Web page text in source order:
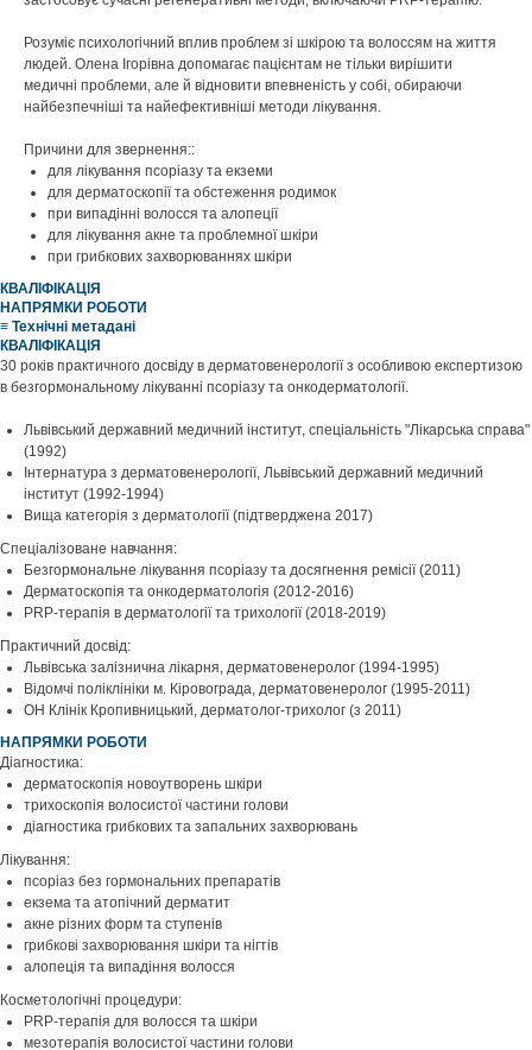
Розуміє психологічний вплив проблем зі шкірою та волоссям на життя
людей. Олена Ігорівна допомагає пацієнтам не тільки вирішити
медичні проблеми, але й відновити впевненість у собі, обираючи
найбезпечніші та найефективніші методи лікування.
Причини для звернення::
для лікування псоріазу та екземи
для дерматоскопії та обстеження родимок
при випадінні волосся та алопеції
для лікування акне та проблемної шкіри
при грибкових захворюваннях шкіри
КВАЛІФІКАЦІЯ
НАПРЯМКИ РОБОТИ
≡ Технічні метадані
КВАЛІФІКАЦІЯ
30 років практичного досвіду в дерматовенерології з особливою експертизою
в безгормональному лікуванні псоріазу та онкодерматології.
Львівський державний медичний інститут, спеціальність "Лікарська справа"
(1992)
Інтернатура з дерматовенерології, Львівський державний медичний
інститут (1992-1994)
Вища категорія з дерматології (підтверджена 2017)
Спеціалізоване навчання:
Безгормональне лікування псоріазу та досягнення ремісії (2011)
Дерматоскопія та онкодерматологія (2012-2016)
PRP-терапія в дерматології та трихології (2018-2019)
Практичний досвід:
Львівська залізнична лікарня, дерматовенеролог (1994-1995)
Відомчі поліклініки м. Кіровограда, дерматовенеролог (1995-2011)
ОН Клінік Кропивницький, дерматолог-трихолог (з 2011)
НАПРЯМКИ РОБОТИ
Діагностика:
дерматоскопія новоутворень шкіри
трихоскопія волосистої частини голови
діагностика грибкових та запальних захворювань
Лікування:
псоріаз без гормональних препаратів
екзема та атопічний дерматит
акне різних форм та ступенів
грибкові захворювання шкіри та нігтів
алопеція та випадіння волосся
Косметологічні процедури:
PRP-терапія для волосся та шкіри
мезотерапія волосистої частини голови